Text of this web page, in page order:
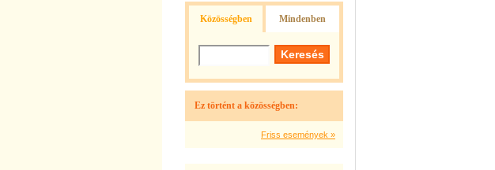
Közösségben Mindenben
Ez történt a közösségben:
Friss események »